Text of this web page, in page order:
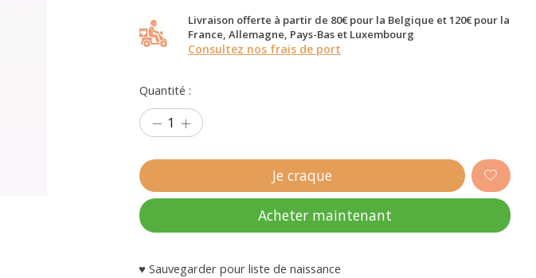
Livraison offerte à partir de 80€ pour la Belgique et 120€ pour la
France, Allemagne, Pays-Bas et Luxembourg
Consultez nos frais de port
Quantité :
Je craque
Acheter maintenant
♥ Sauvegarder pour liste de naissance